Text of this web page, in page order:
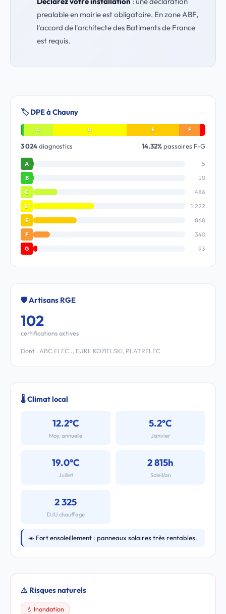
prealable en mairie est obligatoire. En zone ABF,
l'accord de l'architecte des Batiments de France
est requis.
🏷️ DPE à Chauny
C D E F
3 024diagnostics 14.32%passoires F-G
A 5
B 10
C 486
D 1 222
E 868
F 340
G 93
🛡️ Artisans RGE
102
certifications actives
Dont : ABC ELEC'., EURL KOZIELSKI, PLATRELEC
🌡️ Climat local
12.2°C
Moy. annuelle
5.2°C
Janvier
19.0°C
Juillet
2 815h
Soleil/an
2 325
DJU chauffage
☀️ Fort ensoleillement : panneaux solaires très rentables.
⚠️ Risques naturels
💧 Inondation